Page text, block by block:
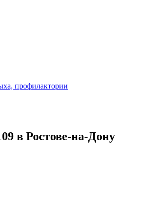
профилактории
в Ростове-на-Дону